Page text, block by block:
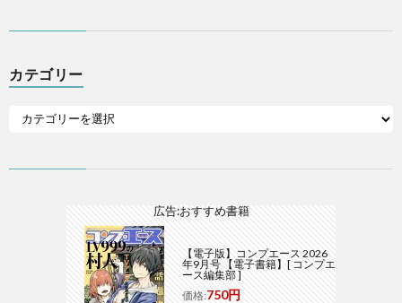
カテゴリー
広告:おすすめ書籍
【電子版】コンプエース 2026
年9月号 【電子書籍】[ コンプエ
ース編集部 ]
価格:750円